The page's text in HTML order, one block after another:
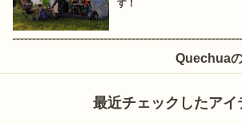
す！
Quechua
最近チェックしたアイ